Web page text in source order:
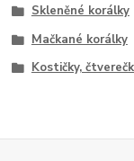
Skleněné korálky
Mačkané korálky
Kostičky,